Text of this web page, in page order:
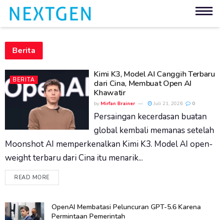
Berita
BERITA
Kimi K3, Model AI Canggih Terbaru
dari Cina, Membuat Open AI
Khawatir
by Mirfan Brainer Juli 21, 2026 0
Persaingan kecerdasan buatan
global kembali memanas setelah
Moonshot AI memperkenalkan Kimi K3. Model AI open-
weight terbaru dari Cina itu menarik...
READ MORE
OpenAI Membatasi Peluncuran GPT-5.6 Karena
Permintaan Pemerintah